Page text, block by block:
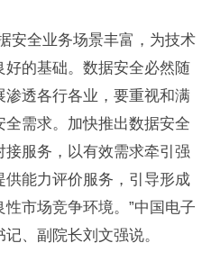
全业务场景丰富，为技术
的基础。数据安全必然随
透各行各业，要重视和满
需求。加快推出数据安全
服务，以有效需求牵引强
能力评价服务，引导形成
市场竞争环境。”中国电子
、副院长刘文强说。